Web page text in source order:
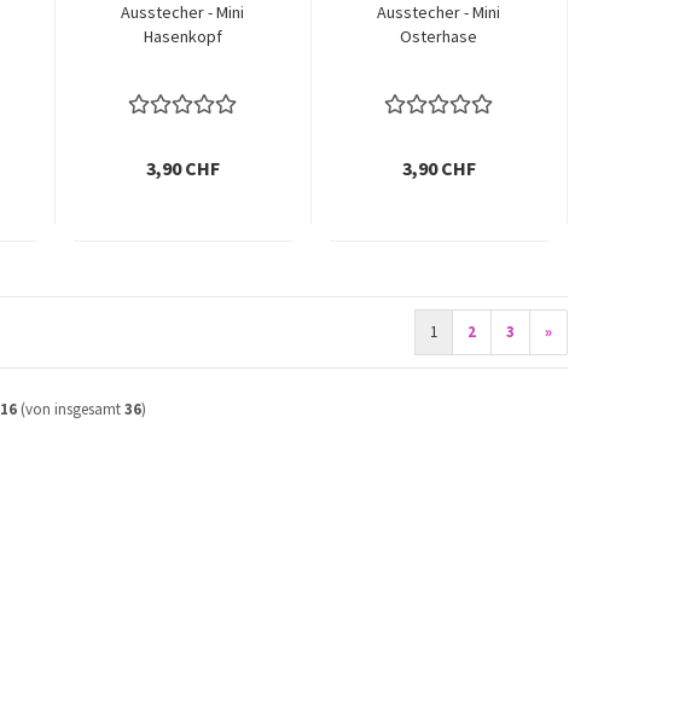
Ausstecher - Mini
Hasenkopf
3,90 CHF
Ausstecher - Mini
Osterhase
3,90 CHF
1 2 3 »
16(von insgesamt36)